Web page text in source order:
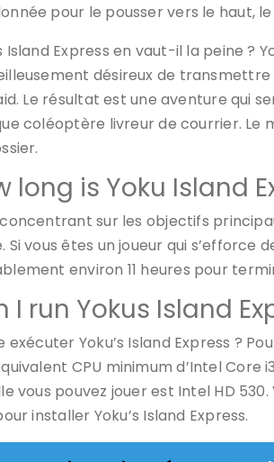
pour le pousser vers le haut,
Island Express en vaut-il la peine ?
désireux de
Le résultat est une aventure qui
coléoptère livreur de courrier. Le
long is Yoku Island
sur les objectifs
Si vous êtes un joueur qui s’efforce
environ 11 heures pour
I run Yokus Island
exécuter Yoku’s Island Express ?
CPU minimum d’Intel
vous pouvez jouer est Intel HD
installer Yoku’s Island Express.